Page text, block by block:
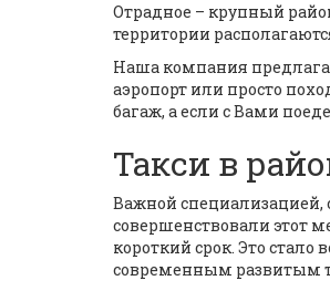
Отрадное – крупный
территории
Наша компания
аэропорт или просто
багаж, а если с Вами
Такси в
Важной
совершенствовали этот
короткий срок. Это
современным развитым